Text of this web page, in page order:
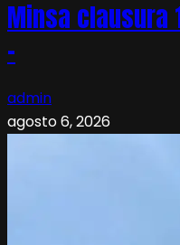
Minsa clausura
–
admin
agosto 6, 2026